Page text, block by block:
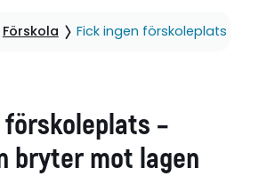
Förskola Fick ingen förskoleplats –
förskoleplats –
bryter mot lagen